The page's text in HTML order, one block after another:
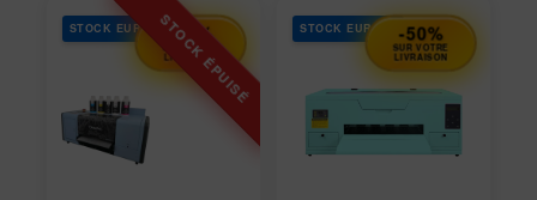
STOCK EUROPE-50%
SUR VOTRE
LIVRAISON
STOCK EUROPE -50%
SUR VOTRE
LIVRAISON